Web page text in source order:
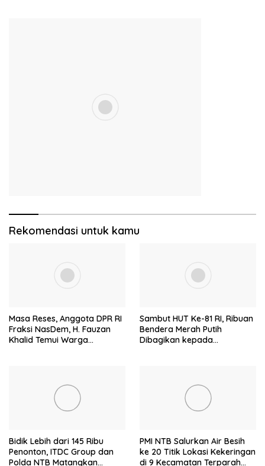
Rekomendasi untuk kamu
Masa Reses, Anggota DPR RI
Fraksi NasDem, H. Fauzan
Khalid Temui Warga
Sambut HUT Ke-81 RI, Ribuan
Bendera Merah Putih
Dibagikan kepada
Bidik Lebih dari 145 Ribu
Penonton, ITDC Group dan
Polda NTB Matangkan
PMI NTB Salurkan Air Besih
ke 20 Titik Lokasi Kekeringan
di 9 Kecamatan Terparah